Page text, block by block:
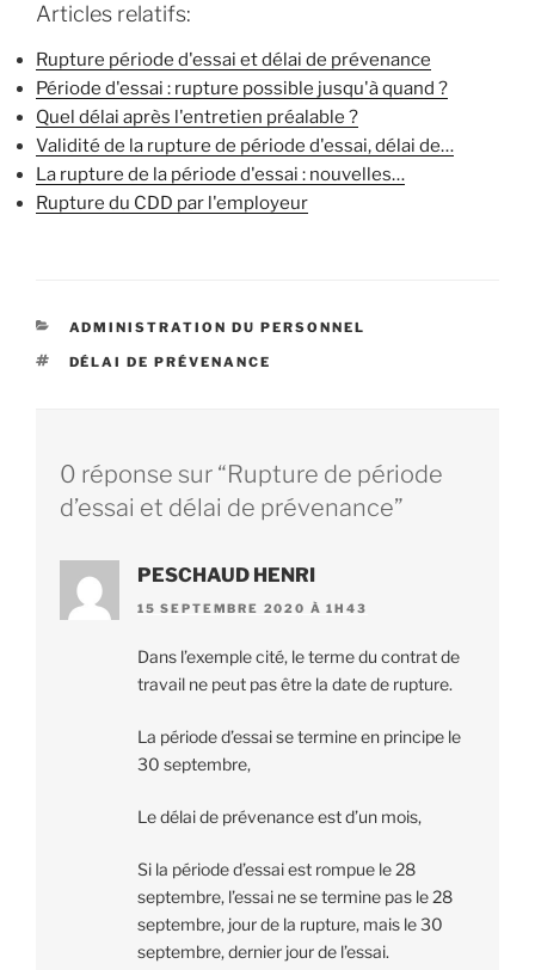
Articles relatifs:
Rupture période d'essai et délai de prévenance
Période d'essai : rupture possible jusqu'à quand ?
Quel délai après l'entretien préalable ?
Validité de la rupture de période d'essai, délai de…
La rupture de la période d'essai : nouvelles…
Rupture du CDD par l'employeur
CATÉGORIES
ADMINISTRATION DU PERSONNEL
ÉTIQUETTES
DÉLAI DE PRÉVENANCE
0 réponse sur “Rupture de période
d’essai et délai de prévenance”
PESCHAUD HENRI
15 SEPTEMBRE 2020 À 1H43
Dans l’exemple cité, le terme du contrat de
travail ne peut pas être la date de rupture.
La période d’essai se termine en principe le
30 septembre,
Le délai de prévenance est d’un mois,
Si la période d’essai est rompue le 28
septembre, l’essai ne se termine pas le 28
septembre, jour de la rupture, mais le 30
septembre, dernier jour de l’essai.